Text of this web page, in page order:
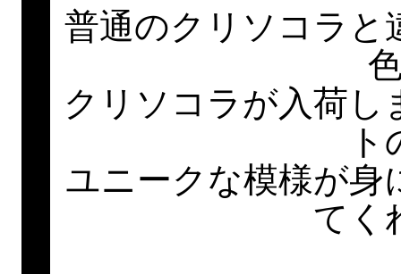
普通のクリソコラと
クリソコラが入荷
ユニークな模様が身
てく